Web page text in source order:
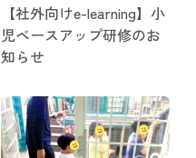
【社外向けe-learning】小
児ベースアップ研修のお
知らせ